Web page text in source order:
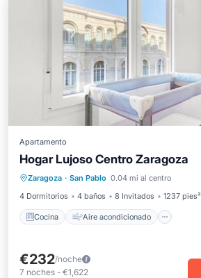
Apartamento
Hogar Lujoso Centro Zaragoza
Zaragoza · San Pablo 0.04 mi al centro
4 Dormitorios
4 baños 8 Invitados 1237 pies²
Cocina Aire acondicionado
Cocina Aire acondicionado
Apto para niños
€232/noche
7 noches - €1,622